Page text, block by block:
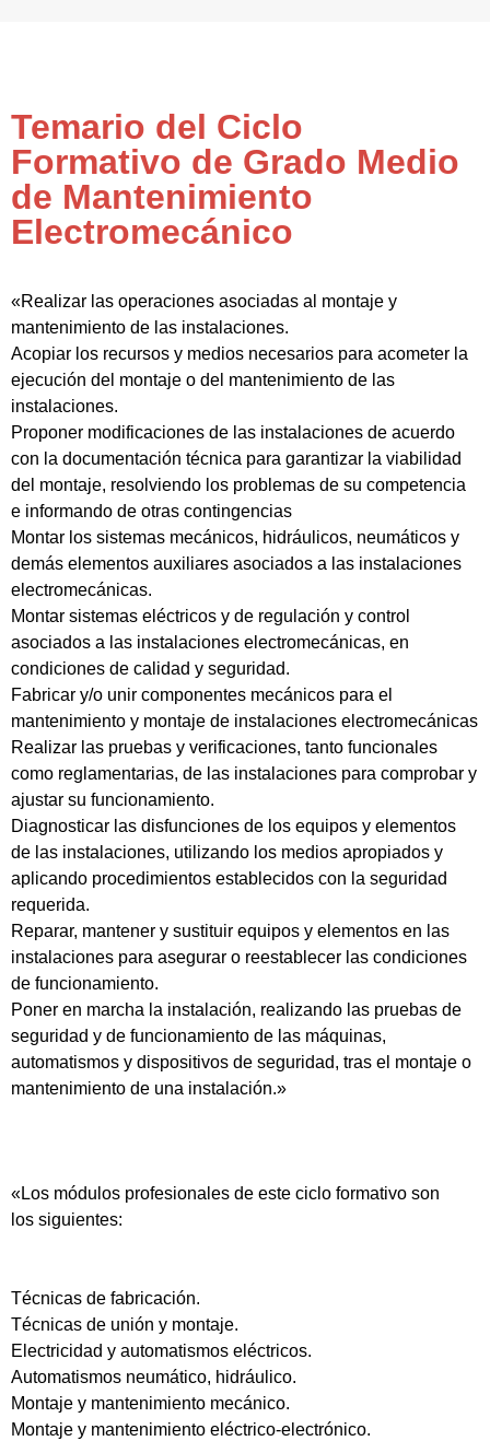
Temario del Ciclo
Formativo de Grado Medio
de Mantenimiento
Electromecánico
«Realizar las operaciones asociadas al montaje y
mantenimiento de las instalaciones.
Acopiar los recursos y medios necesarios para acometer la
ejecución del montaje o del mantenimiento de las
instalaciones.
Proponer modificaciones de las instalaciones de acuerdo
con la documentación técnica para garantizar la viabilidad
del montaje, resolviendo los problemas de su competencia
e informando de otras contingencias
Montar los sistemas mecánicos, hidráulicos, neumáticos y
demás elementos auxiliares asociados a las instalaciones
electromecánicas.
Montar sistemas eléctricos y de regulación y control
asociados a las instalaciones electromecánicas, en
condiciones de calidad y seguridad.
Fabricar y/o unir componentes mecánicos para el
mantenimiento y montaje de instalaciones electromecánicas
Realizar las pruebas y verificaciones, tanto funcionales
como reglamentarias, de las instalaciones para comprobar y
ajustar su funcionamiento.
Diagnosticar las disfunciones de los equipos y elementos
de las instalaciones, utilizando los medios apropiados y
aplicando procedimientos establecidos con la seguridad
requerida.
Reparar, mantener y sustituir equipos y elementos en las
instalaciones para asegurar o reestablecer las condiciones
de funcionamiento.
Poner en marcha la instalación, realizando las pruebas de
seguridad y de funcionamiento de las máquinas,
automatismos y dispositivos de seguridad, tras el montaje o
mantenimiento de una instalación.»
«Los módulos profesionales de este ciclo formativo son
los siguientes:
Técnicas de fabricación.
Técnicas de unión y montaje.
Electricidad y automatismos eléctricos.
Automatismos neumático, hidráulico.
Montaje y mantenimiento mecánico.
Montaje y mantenimiento eléctrico-electrónico.